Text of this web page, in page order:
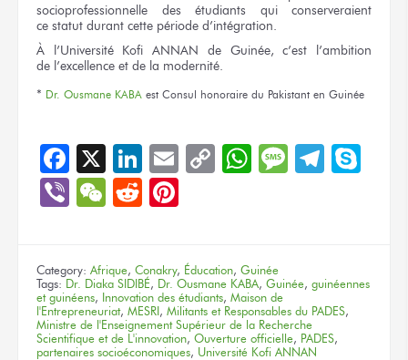
socioprofessionnelle des étudiants
qui conserveraient
ce statut durant cette période d’intégration.
À l’Université Kofi ANNAN de Guinée, c’est l’ambition
de l’excellence et de la modernité.
* Dr. Ousmane KABA est Consul honoraire du Pakistant en Guinée
Facebook
X LinkedIn
EmailCopyWhatsApp
Message
ViberWeChat
Reddit
Category: Afrique, Conakry, Éducation, Guinée
Tags: Dr. Diaka SIDIBÉ, Dr. Ousmane KABA, Guinée, guinéennes
et guinéens, Innovation des étudiants, Maison de
l'Entrepreneuriat, MESRI , Militants et Responsables du PADES,
Ministre de l'Enseignement Supérieur de la Recherche
Scientifique et de L'innovation, Ouverture officielle, PADES,
partenaires socioéconomiques, Université Kofi ANNAN